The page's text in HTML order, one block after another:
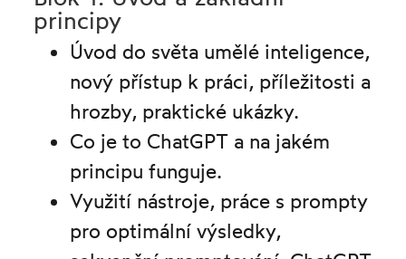
principy
Úvod do světa umělé inteligence,
nový přístup k práci, příležitosti a
hrozby, praktické ukázky.
Co je to ChatGPT a na jakém
principu funguje.
Využití nástroje, práce s prompty
pro optimální výsledky,